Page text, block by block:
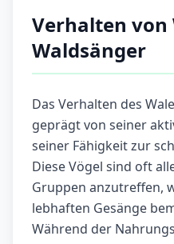
Verhalten von
Waldsänger
Das Verhalten des
geprägt von seiner
seiner Fähigkeit zur
Diese Vögel sind oft
Gruppen anzutreffen,
lebhaften Gesänge
Während der